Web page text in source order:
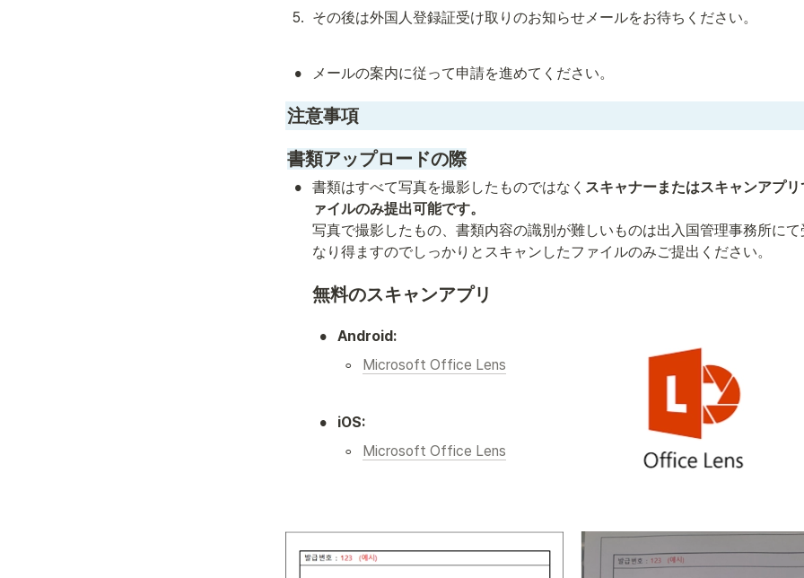
5. その後は外国人登録証受け取りのお知らせメールをお待ちください。
• メールの案内に従って申請を進めてください。
注意事項
書類アップロードの際
• 書類はすべて写真を撮影したものではなく スキャナーまたはスキャンアプ
ァイルのみ提出可能です。
写真で撮影したもの、書類内容の識別が難しいものは出入国管理事務所に
なり得ますのでしっかりとスキャンしたファイルのみご提出ください。
無料のスキャンアプリ
• Android:
◦ Microsoft Office Lens
• iOS:
◦ Microsoft Office Lens